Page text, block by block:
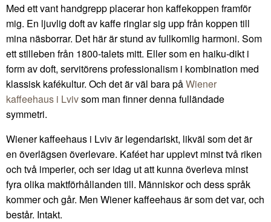
Med ett vant handgrepp placerar hon kaffekoppen framför
mig. En ljuvlig doft av kaffe ringlar sig upp från koppen till
mina näsborrar. Det här är stund av fullkomlig harmoni. Som
ett stilleben från 1800-talets mitt. Eller som en haiku-dikt i
form av doft, servitörens professionalism i kombination med
klassisk kafékultur. Och det är väl bara påWiener
kaffeehaus i Lvivsom man finner denna fulländade
symmetri.
Wiener kaffeehaus i Lviv är legendariskt, likväl som det är
en överlägsen överlevare. Kaféet har upplevt minst två riken
och två imperier, och ser idag ut att kunna överleva minst
fyra olika maktförhållanden till. Människor och dess språk
kommer och går. Men Wiener kaffeehaus är som det var, och
består. Intakt.